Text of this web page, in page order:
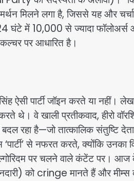
मिलने लगा है, जिससे यह और
घंटे में 10,000 से ज्यादा फॉलोअर्स
पर आधारित है।
ऐसी पार्टी जॉइन करते या नहीं।
थे। वे खाली प्रतीकवाद, हीरो
रहा है—जो तात्कालिक संतुष्टि
से नफरत करते, क्योंकि उनका
एल्गोरिदम पर चलने वाले कंटेंट पर।
को cringe मानते हैं और मीम्स